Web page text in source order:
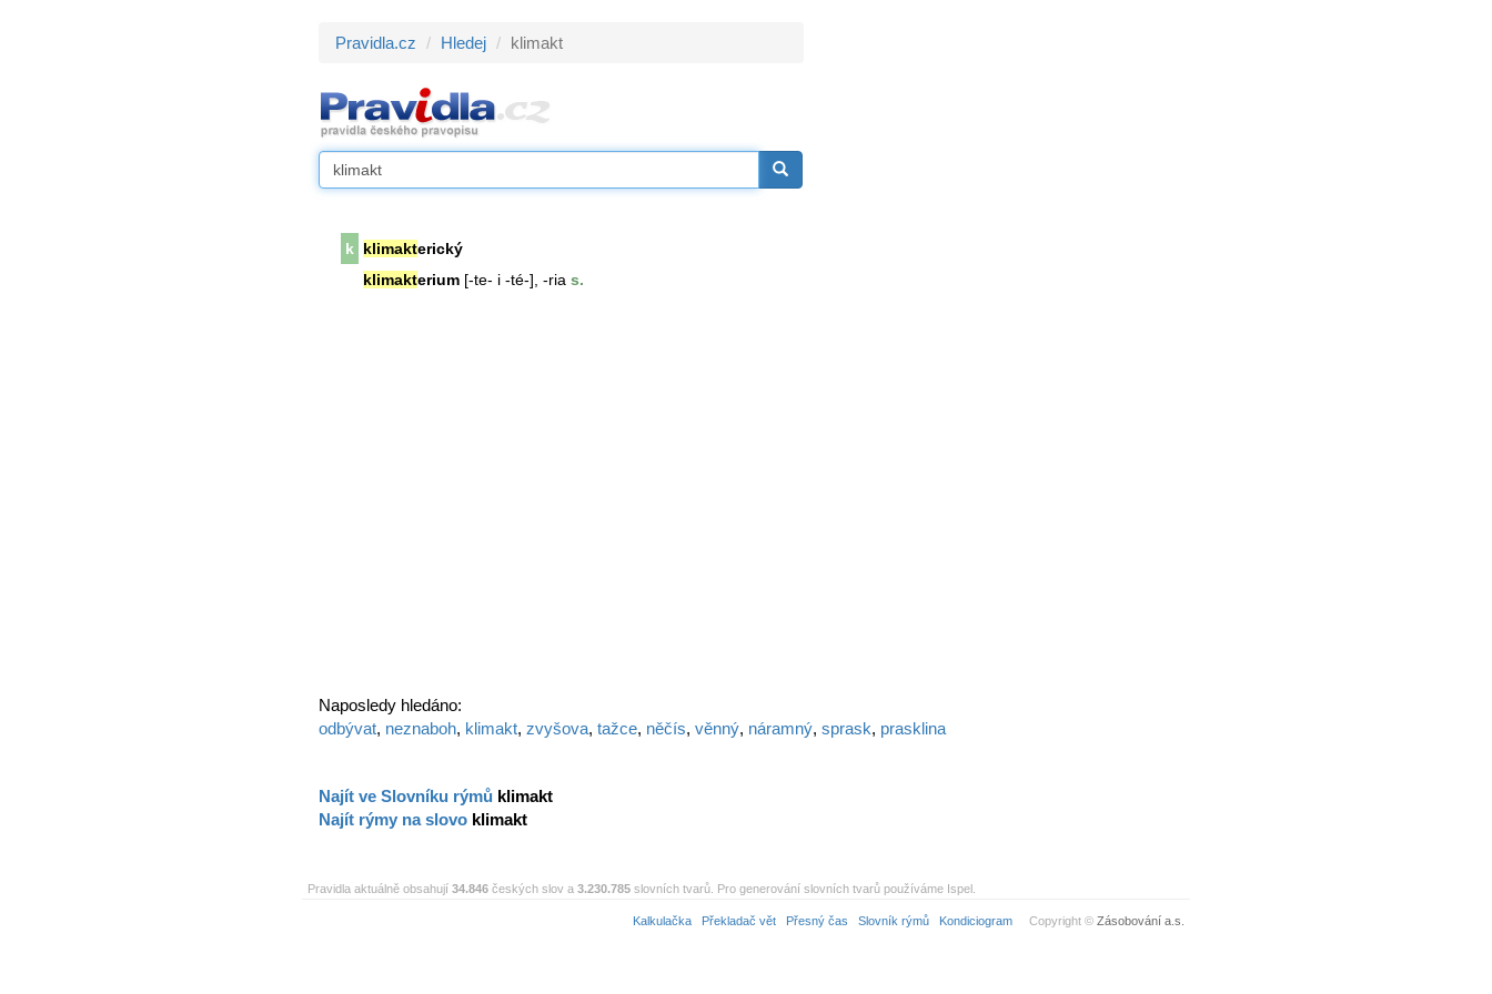
Pravidla.cz Hledej klimakt
k klimakterický
klimakterium [-te- i -té-], -ria s.
Naposledy hledáno:
odbývat, neznaboh, klimakt, zvyšova, tažce, něčís, věnný, náramný, sprask, prasklina
Najít ve Slovníku rýmů klimakt
Najít rýmy na slovo klimakt
Pravidla aktuálně obsahují 34.846 českých slov a 3.230.785 slovních tvarů. Pro generování slovních tvarů používáme Ispel.
Kalkulačka Překladač vět Přesný čas Slovník rýmů Kondiciogram Copyright © Zásobování a.s.